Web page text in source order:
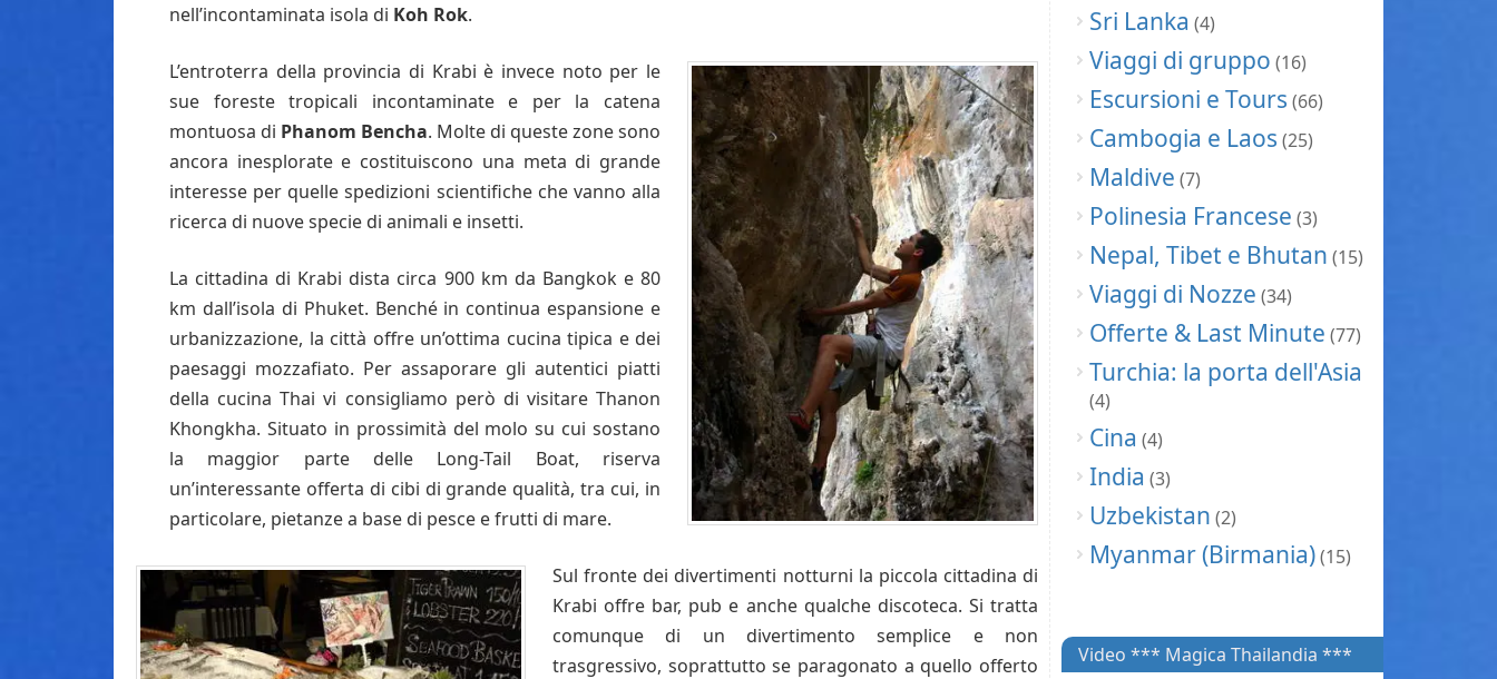
nell’incontaminata isola di Koh Rok.
L’entroterra della provincia di Krabi è invece noto per le
sue foreste tropicali incontaminate e per la catena
montuosa di Phanom Bencha. Molte di queste zone sono
ancora inesplorate e costituiscono una meta di grande
interesse per quelle spedizioni scientifiche che vanno alla
ricerca di nuove specie di animali e insetti.
La cittadina di Krabi dista circa 900 km da Bangkok e 80
km dall’isola di Phuket. Benché in continua espansione e
urbanizzazione, la città offre un’ottima cucina tipica e dei
paesaggi mozzafiato. Per assaporare gli autentici piatti
della cucina Thai vi consigliamo però di visitare Thanon
Khongkha. Situato in prossimità del molo su cui sostano
la maggior parte delle Long-Tail Boat, riserva
un’interessante offerta di cibi di grande qualità, tra cui, in
particolare, pietanze a base di pesce e frutti di mare.
Sul fronte dei divertimenti notturni la piccola cittadina di
Krabi offre bar, pub e anche qualche discoteca. Si tratta
comunque di un divertimento semplice e non
trasgressivo, soprattutto se paragonato a quello offerto
Sri Lanka (4)
Viaggi di gruppo (16)
Escursioni e Tours (66)
Cambogia e Laos (25)
Maldive (7)
Polinesia Francese (3)
Nepal, Tibet e Bhutan (15)
Viaggi di Nozze (34)
Offerte & Last Minute (77)
Turchia: la porta dell'Asia
(4)
Cina (4)
India (3)
Uzbekistan (2)
Myanmar (Birmania)(15)
Video *** Magica Thailandia ***